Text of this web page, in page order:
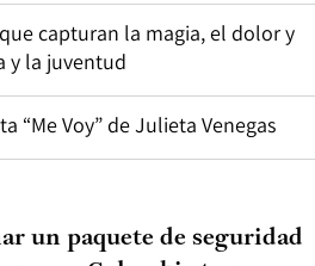
capturan la magia, el dolor y
y la juventud
“Me Voy” de Julieta Venegas
un paquete de seguridad